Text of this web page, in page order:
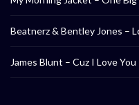
Beatnerz & Bentley Jones –
James Blunt – Cuz I Love You